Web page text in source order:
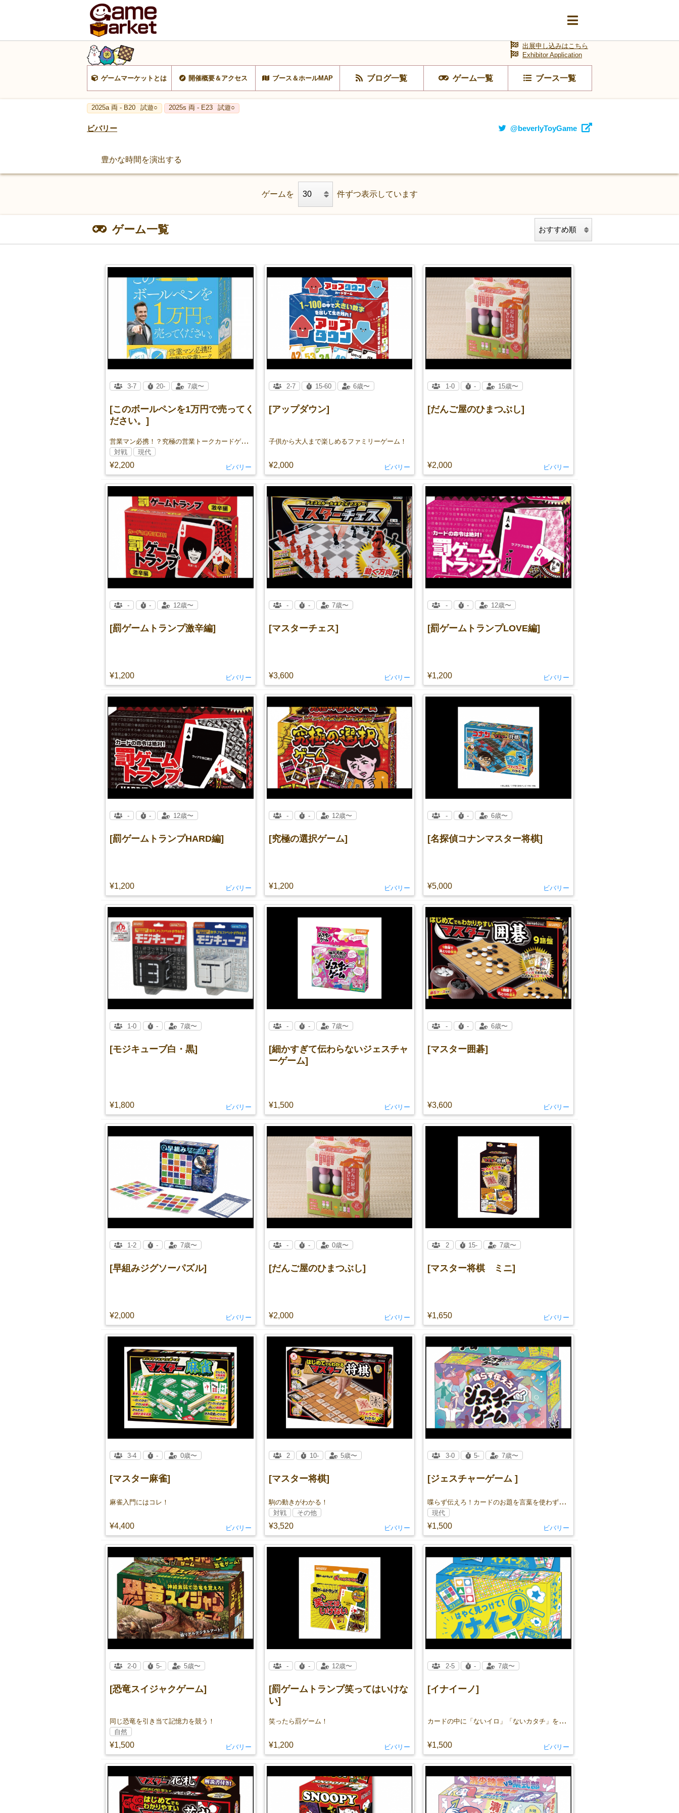
ゲームマーケットとは 開催概要＆アクセス ブース＆ホールMAP ブログ一覧 ゲーム一覧 ブース一覧
出展申し込みはこちら
Exhibitor Application
2025a 両 - B20 試遊○ 2025s 両 - E23 試遊○
ビバリー @beverlyToyGame
豊かな時間を演出する
ゲームを 件ずつ表示しています
ゲーム一覧
[このボールペンを1万円で売ってく
ださい。]
営業マン必携！？究極の営業トークカードゲーム
¥2,200
3-7 20- 7歳〜
対戦 現代
ビバリー
[アップダウン]
子供から大人まで楽しめるファミリーゲーム！
¥2,000
2-7 15-60 6歳〜
ビバリー
[だんご屋のひまつぶし]
¥2,000
1-0 - 15歳〜
ビバリー
[罰ゲームトランプ激辛編]
¥1,200
- - 12歳〜
ビバリー
[マスターチェス]
¥3,600
- - 7歳〜
ビバリー
[罰ゲームトランプLOVE編]
¥1,200
- - 12歳〜
ビバリー
[罰ゲームトランプHARD編]
¥1,200
- - 12歳〜
ビバリー
[究極の選択ゲーム]
¥1,200
- - 12歳〜
ビバリー
[名探偵コナンマスター将棋]
¥5,000
- - 6歳〜
ビバリー
[モジキューブ白・黒]
¥1,800
1-0 - 7歳〜
ビバリー
[細かすぎて伝わらないジェスチャ
ーゲーム]
¥1,500
- - 7歳〜
ビバリー
[マスター囲碁]
¥3,600
- - 6歳〜
ビバリー
[早組みジグソーパズル]
¥2,000
1-2 - 7歳〜
ビバリー
[だんご屋のひまつぶし]
¥2,000
- - 0歳〜
ビバリー
[マスター将棋 ミニ]
¥1,650
2 15- 7歳〜
ビバリー
[マスター麻雀]
麻雀入門にはコレ！
¥4,400
3-4 - 0歳〜
ビバリー
[マスター将棋]
駒の動きがわかる！
¥3,520
2 10- 5歳〜
対戦 その他
ビバリー
[ジェスチャーゲーム ]
喋らず伝えろ！カードのお題を言葉を使わずに表現！表現力と想像力で楽しもう！
¥1,500
3-0 5- 7歳〜
現代
ビバリー
[恐竜スイジャクゲーム]
同じ恐竜を引き当て記憶力を競う！
¥1,500
2-0 5- 5歳〜
自然
ビバリー
[罰ゲームトランプ笑ってはいけな
い]
笑ったら罰ゲーム！
¥1,200
- - 12歳〜
ビバリー
[イナイーノ]
カードの中に「ないイロ」「ないカタチ」をはやく見つけて答えた人が勝ち！
¥1,500
2-5 - 7歳〜
ビバリー